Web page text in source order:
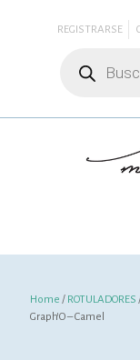
REGISTRARSE
productos
Home / ROTULADORES
Graph’O – Camel